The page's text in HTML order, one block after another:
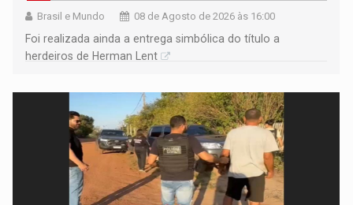
Brasil e Mundo 08 de Agosto de 2026 às 16:00
Foi realizada ainda a entrega simbólica do título a
herdeiros de Herman Lent